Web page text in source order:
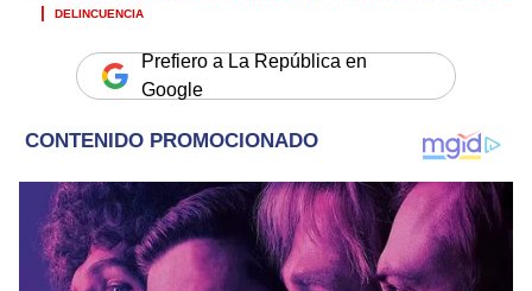
DELINCUENCIA
Prefiero a La República en
Google